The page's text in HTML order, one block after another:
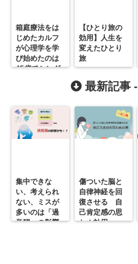
箱庭療法をは
じめたカルフ
が心理学を学
び始めたのは
45歳でシング
【ひとり旅の
効用】人生を
変えたひとり
旅
最新記事 -
集中できな
い、考えられ
ない、ミスが
多いのは「過
覚醒」の影響
傷ついた脳と
自律神経を回
復させる 自
己肯定感の思
わぬ効用